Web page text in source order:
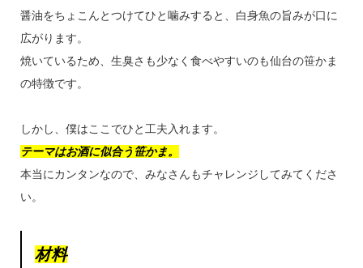
醤油をちょこんとつけてひと噛みすると、白身魚の旨みが口に
広がります。
焼いているため、生臭さも少なく食べやすいのも仙台の笹かま
の特徴です。
しかし、僕はここでひと工夫入れます。
テーマはお酒に似合う笹かま。
本当にカンタンなので、みなさんもチャレンジしてみてくださ
い。
材料